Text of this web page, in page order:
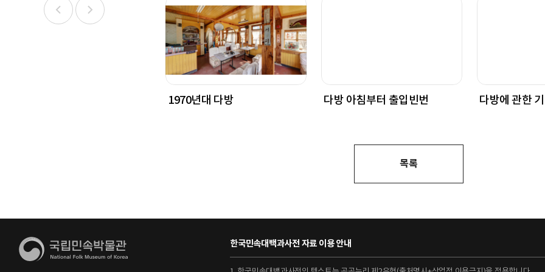
1970년대 다방 다방 아침부터 출입빈번 다방에 관한
목록
한국민속대백과사전 자료 이용 안내